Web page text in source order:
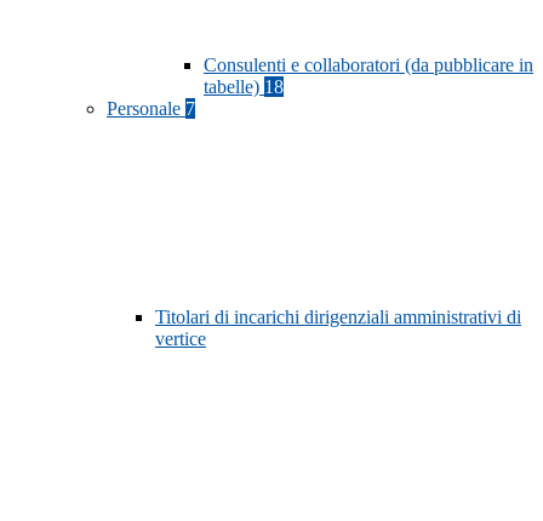
Consulenti e collaboratori (da pubblicare in
tabelle) 18
Personale 7
Titolari di incarichi dirigenziali amministrativi di
vertice